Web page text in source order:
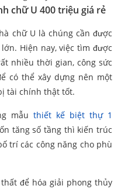
chữ U 400 triệu giá rẻ
chữ U là chúng cần được
Hiện nay, việc tìm được
nhiều thời gian, công sức
có thể xây dựng nên một
tài chính thật tốt.
mẫu thiết kế biệt thự 1
tăng số tầng thì kiến trúc
trí các công năng cho phù
để hóa giải phong thủy